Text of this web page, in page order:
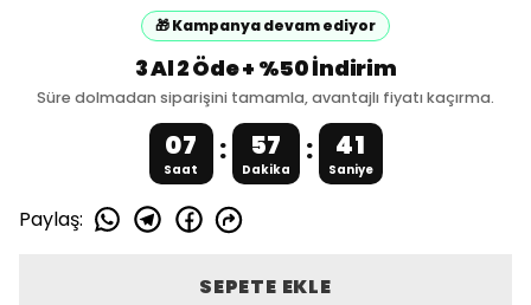
🎁 Kampanya devam ediyor
3 Al 2 Öde + %50 İndirim
Süre dolmadan siparişini tamamla, avantajlı fiyatı kaçırma.
07
Saat
: 57
Dakika
: 41
Saniye
Paylaş:
SEPETE EKLE